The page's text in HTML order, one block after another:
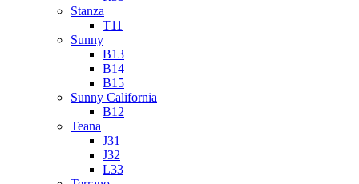
Stanza
T11
Sunny
B13
B14
B15
Sunny California
B12
Teana
J31
J32
L33